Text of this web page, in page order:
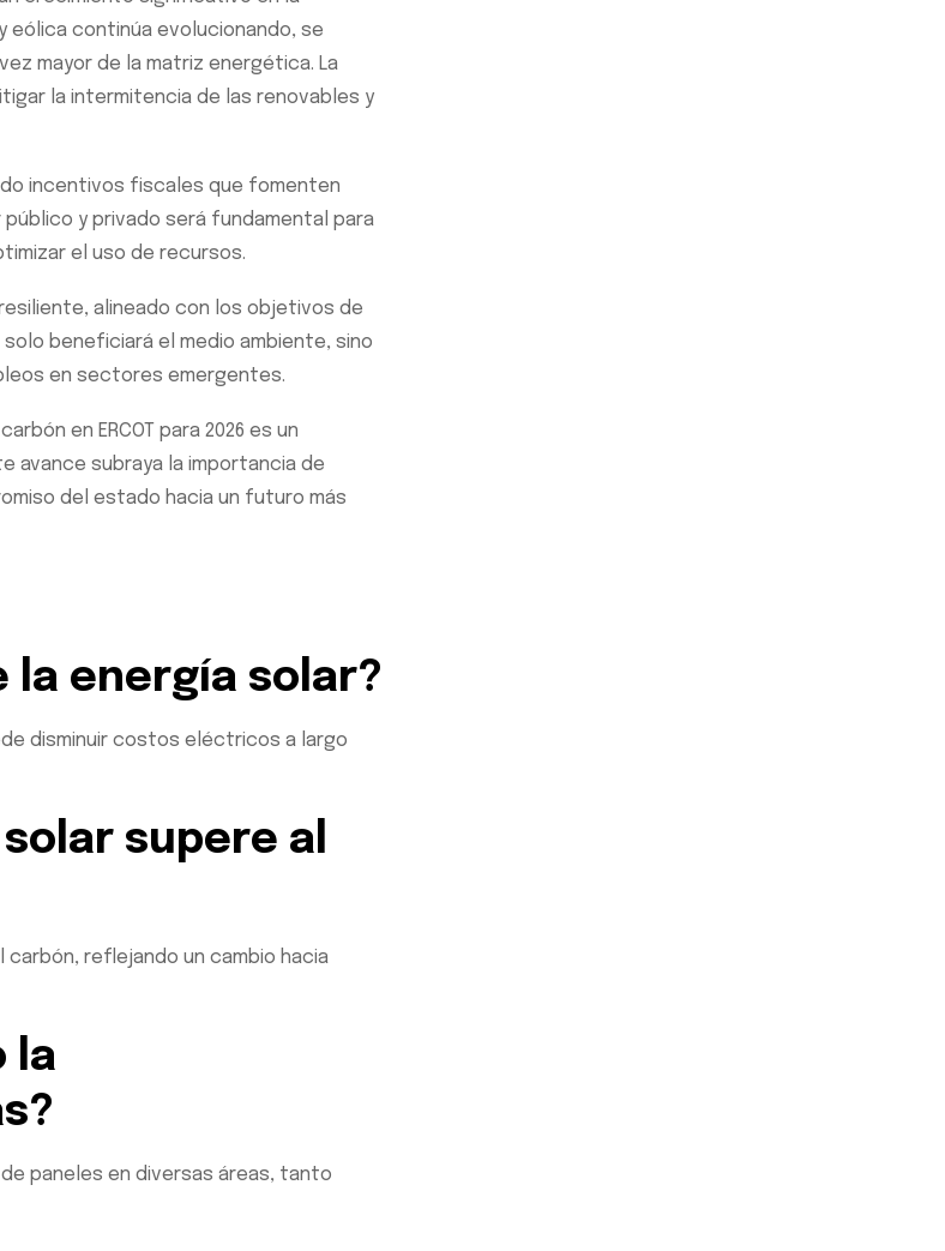
eólica continúa evolucionando, se
mayor de la matriz energética. La
la intermitencia de las renovables y
incentivos fiscales que fomenten
y privado será fundamental para
el uso de recursos.
alineado con los objetivos de
beneficiará el medio ambiente, sino
en sectores emergentes.
en ERCOT para 2026 es un
avance subraya la importancia de
del estado hacia un futuro más
la energía solar?
disminuir costos eléctricos a largo
supere al
reflejando un cambio hacia
la
paneles en diversas áreas, tanto